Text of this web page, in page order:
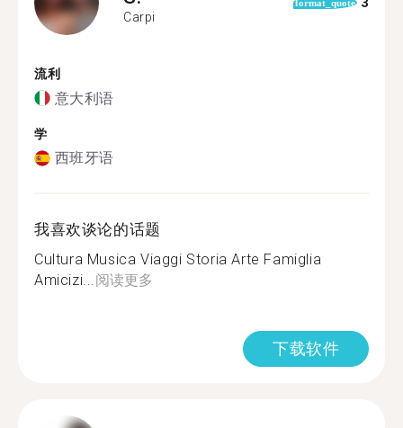
Carpi
format_quote
流利
意大利语
学
西班牙语
我喜欢谈论的话题
Cultura Musica Viaggi Storia Arte Famiglia
Amicizi...阅读更多
下载软件